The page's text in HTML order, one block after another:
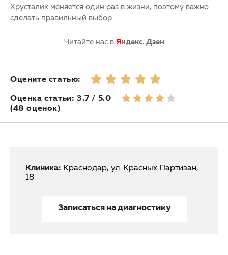
Хрусталик меняется один раз в жизни, поэтому важно
сделать правильный выбор.
Читайте нас в Яндекс. Дзен
Оцените статью:
Оценка статьи: 3.7 / 5.0
(48 оценок)
Клиника: Краснодар, ул. Красных Партизан,
18
Записаться на диагностику